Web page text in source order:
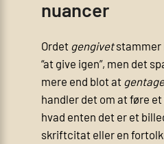
nuancer
Ordet gengivetstammer
“at give igen”, men det
mere end blot at gentage
handler det om at føre
hvad enten det er et
skriftcitat eller en